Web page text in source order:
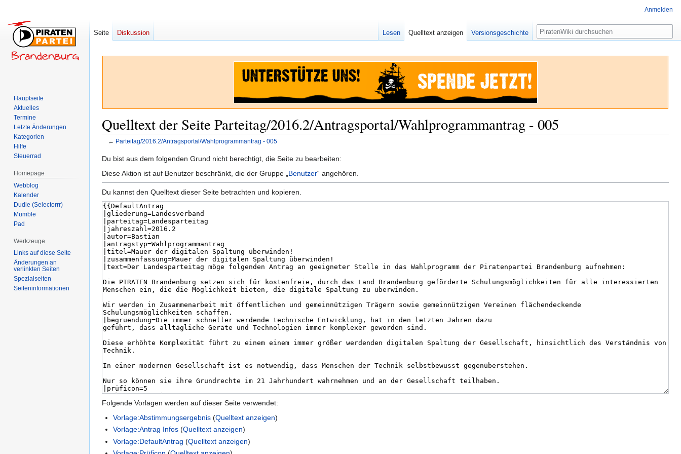
Quelltext der Seite Parteitag/2016.2/Antragsportal/Wahlprogrammantrag - 005
← Parteitag/2016.2/Antragsportal/Wahlprogrammantrag - 005
Zur
Navigation
Zur
Suche
Du bist aus dem folgenden Grund nicht berechtigt, die Seite zu bearbeiten:
Diese Aktion ist auf Benutzer beschränkt, die der Gruppe „ Benutzer“ angehören.
Du kannst den Quelltext dieser Seite betrachten und kopieren.
Folgende Vorlagen werden auf dieser Seite verwendet:
Vorlage:Abstimmungsergebnis (Quelltext anzeigen)
Vorlage:Antrag Infos (Quelltext anzeigen)
Vorlage:DefaultAntrag (Quelltext anzeigen)
Anmelden
Seite Diskussion Lesen Quelltext anzeigen Versionsgeschichte Suche
Hauptseite
Aktuelles
Termine
Letzte Änderungen
Kategorien
Hilfe
Steuerrad
Homepage
Webblog
Kalender
Dudle (Selectorrr)
Mumble
Pad
Werkzeuge
Links auf diese Seite
Änderungen an
verlinkten Seiten
Spezialseiten
Seiten­­informationen